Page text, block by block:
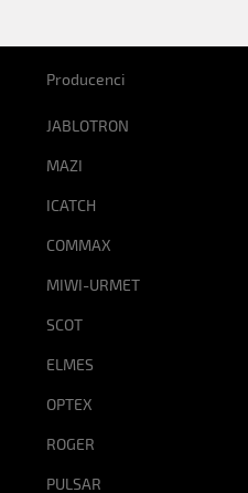
Producenci
JABLOTRON
MAZI
ICATCH
COMMAX
MIWI-URMET
SCOT
ELMES
OPTEX
ROGER
PULSAR